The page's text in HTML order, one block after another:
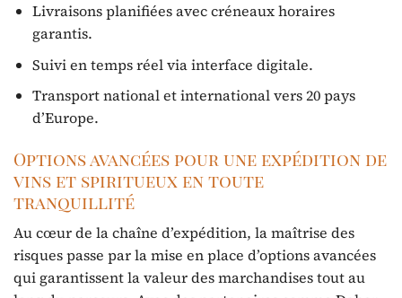
Livraisons planifiées avec créneaux horaires
garantis.
Suivi en temps réel via interface digitale.
Transport national et international vers 20 pays
d’Europe.
Options avancées pour une expédition de
vins et spiritueux en toute
tranquillité
Au cœur de la chaîne d’expédition, la maîtrise des
risques passe par la mise en place d’options avancées
qui garantissent la valeur des marchandises tout au